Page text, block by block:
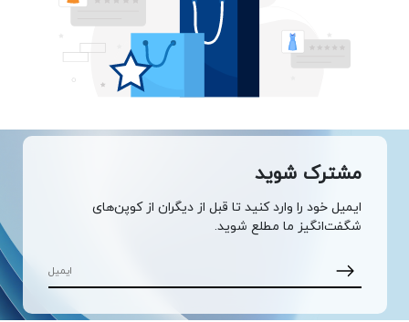
مشترک شوید
ایمیل خود را وارد کنید تا قبل از دیگران از کوپن‌های
شگفت‌انگیز ما مطلع شوید.